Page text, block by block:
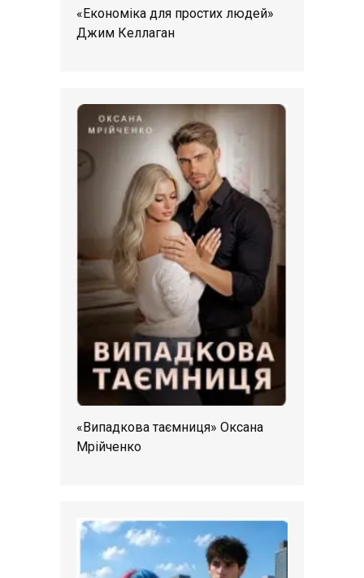
«Економіка для простих людей»
Джим Келлаган
«Випадкова таємниця» Оксана
Мрійченко